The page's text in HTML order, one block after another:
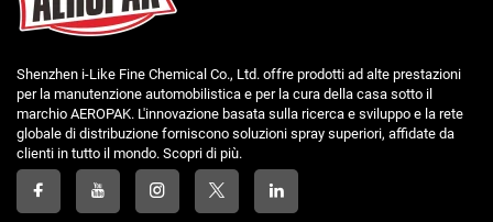
Shenzhen i-Like Fine Chemical Co., Ltd. offre prodotti ad alte prestazioni
per la manutenzione automobilistica e per la cura della casa sotto il
marchio AEROPAK. L'innovazione basata sulla ricerca e sviluppo e la rete
globale di distribuzione forniscono soluzioni spray superiori, affidate da
clienti in tutto il mondo. Scopri di più.